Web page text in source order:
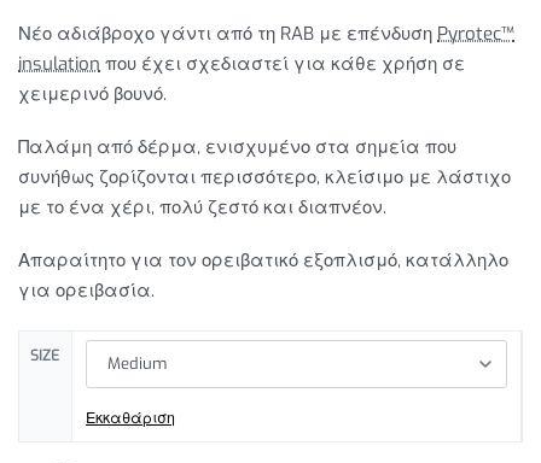
Νέο αδιάβροχο γάντι από τη RAB με επένδυση Pyrotec™
insulation που έχει σχεδιαστεί για κάθε χρήση σε
χειμερινό βουνό.
Παλάμη από δέρμα, ενισχυμένο στα σημεία που
συνήθως ζορίζονται περισσότερο, κλείσιμο με λάστιχο
με το ένα χέρι, πολύ ζεστό και διαπνέον.
Απαραίτητο για τον ορειβατικό εξοπλισμό, κατάλληλο
για ορειβασία.
SIZE
Εκκαθάριση